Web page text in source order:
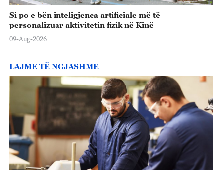
Si po e bën inteligjenca artificiale më të
personalizuar aktivitetin fizik në Kinë
09-Aug-2026
LAJME TË NGJASHME